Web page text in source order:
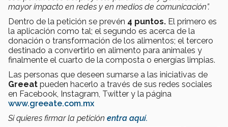
mayor impacto en redes y en medios de comunicación”.
Dentro de la petición se prevén 4 puntos. El primero es
la aplicación como tal; el segundo es acerca de la
donación o transformación de los alimentos; el tercero
destinado a convertirlo en alimento para animales y
finalmente el cuarto de la composta o energías limpias.
Las personas que deseen sumarse a las iniciativas de
Greeat pueden hacerlo a través de sus redes sociales
en Facebook, Instagram, Twitter y la página
www.greeate.com.mx
Si quieres firmar la petición entra aquí.